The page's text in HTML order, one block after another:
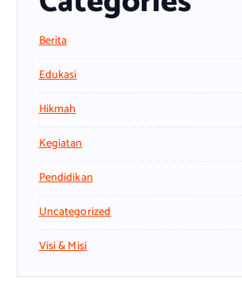
Berita
Edukasi
Hikmah
Kegiatan
Pendidikan
Uncategorized
Visi & Misi